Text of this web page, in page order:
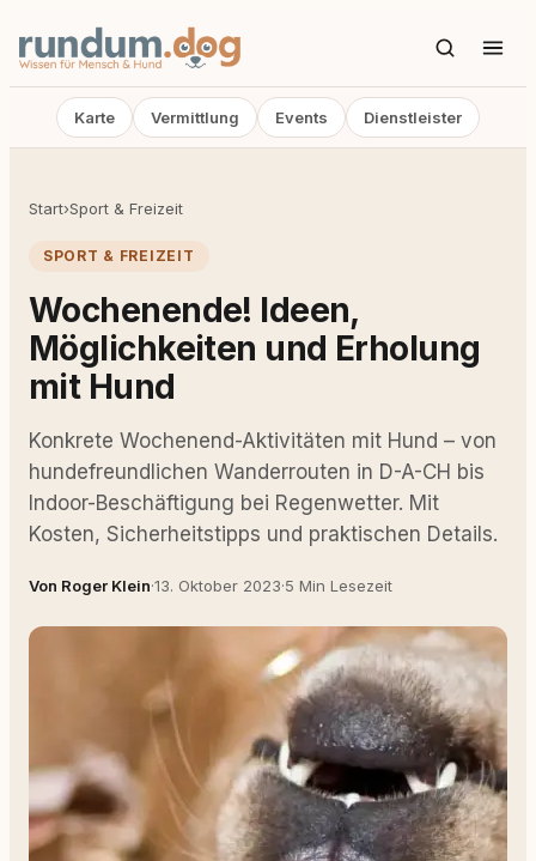
Karte Vermittlung Events Dienstleister
Start›Sport & Freizeit
SPORT & FREIZEIT
Wochenende! Ideen,
Möglichkeiten und Erholung
mit Hund
Konkrete Wochenend-Aktivitäten mit Hund – von
hundefreundlichen Wanderrouten in D-A-CH bis
Indoor-Beschäftigung bei Regenwetter. Mit
Kosten, Sicherheitstipps und praktischen Details.
Von Roger Klein·13. Oktober 2023·5 Min Lesezeit